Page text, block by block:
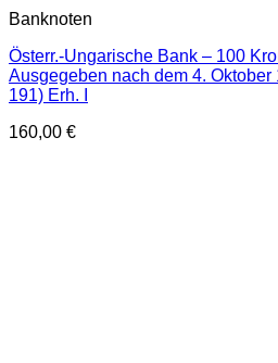
Banknoten
Österr.-Ungarische Bank – 100
Ausgegeben nach dem 4. Oktober
191) Erh. I
160,00 €